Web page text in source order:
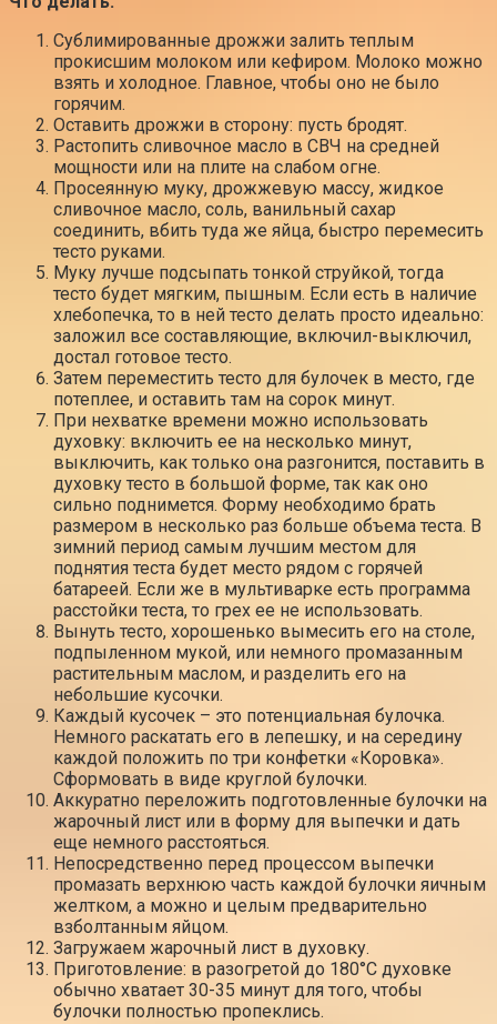
Сублимированные дрожжи залить теплым
прокисшим молоком или кефиром. Молоко можно
взять и холодное. Главное, чтобы оно не было
горячим.
Оставить дрожжи в сторону: пусть бродят.
Растопить сливочное масло в СВЧ на средней
мощности или на плите на слабом огне.
Просеянную муку, дрожжевую массу, жидкое
сливочное масло, соль, ванильный сахар
соединить, вбить туда же яйца, быстро перемесить
тесто руками.
Муку лучше подсыпать тонкой струйкой, тогда
тесто будет мягким, пышным. Если есть в наличие
хлебопечка, то в ней тесто делать просто идеально:
заложил все составляющие, включил-выключил,
достал готовое тесто.
Затем переместить тесто для булочек в место, где
потеплее, и оставить там на сорок минут.
При нехватке времени можно использовать
духовку: включить ее на несколько минут,
выключить, как только она разгонится, поставить в
духовку тесто в большой форме, так как оно
сильно поднимется. Форму необходимо брать
размером в несколько раз больше объема теста. В
зимний период самым лучшим местом для
поднятия теста будет место рядом с горячей
батареей. Если же в мультиварке есть программа
расстойки теста, то грех ее не использовать.
Вынуть тесто, хорошенько вымесить его на столе,
подпыленном мукой, или немного промазанным
растительным маслом, и разделить его на
небольшие кусочки.
Каждый кусочек – это потенциальная булочка.
Немного раскатать его в лепешку, и на середину
каждой положить по три конфетки «Коровка».
Сформовать в виде круглой булочки.
Аккуратно переложить подготовленные булочки на
жарочный лист или в форму для выпечки и дать
еще немного расстояться.
Непосредственно перед процессом выпечки
промазать верхнюю часть каждой булочки яичным
желтком, а можно и целым предварительно
взболтанным яйцом.
Загружаем жарочный лист в духовку.
Приготовление: в разогретой до 180°С духовке
обычно хватает 30-35 минут для того, чтобы
булочки полностью пропеклись.